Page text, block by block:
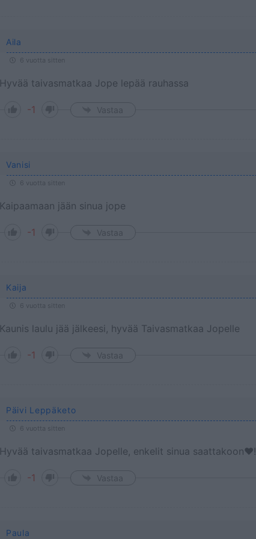
Aila
6 vuotta sitten
Hyvää taivasmatkaa Jope lepää rauhassa
-1 Vastaa
Vanisi
6 vuotta sitten
Kaipaamaan jään sinua jope
-1 Vastaa
Kaija
6 vuotta sitten
Kaunis laulu jää jälkeesi, hyvää Taivasmatkaa Jopelle
-1 Vastaa
Päivi Leppäketo
6 vuotta sitten
Hyvää taivasmatkaa Jopelle, enkelit sinua saattakoon❤!
-1 Vastaa
Paula